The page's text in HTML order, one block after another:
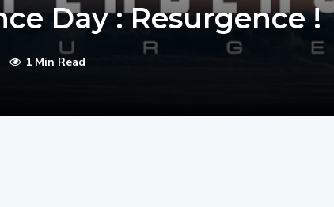
Day : Resurgence !
1 Min Read